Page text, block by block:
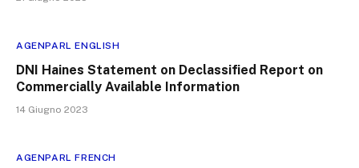
AGENPARL ENGLISH
DNI Haines Statement on Declassified Report on
Commercially Available Information
14 Giugno 2023
AGENPARL FRENCH